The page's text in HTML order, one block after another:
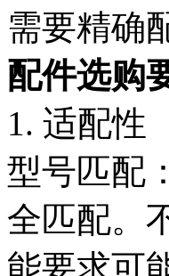
需要精确
配件选购
1. 适配性
型号匹配
全匹配。
能要求可